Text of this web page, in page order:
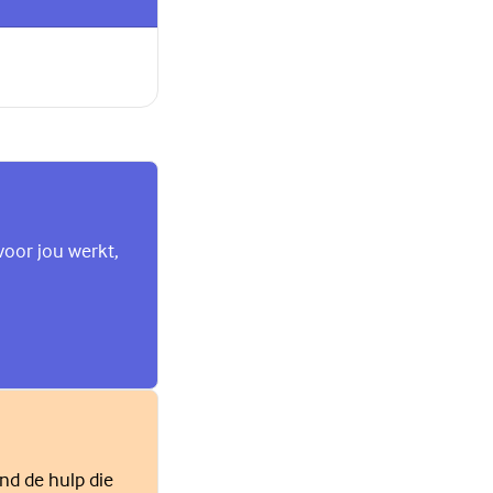
jou werkt,
de hulp die